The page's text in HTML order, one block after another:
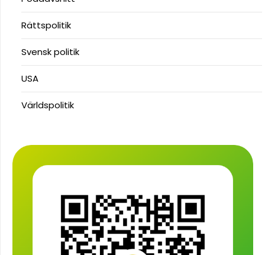
Rättspolitik
Svensk politik
USA
Världspolitik